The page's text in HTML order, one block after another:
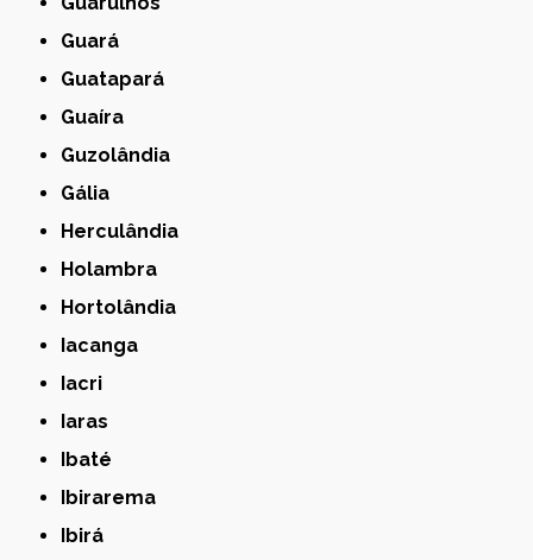
Guará
Guatapará
Guaíra
Guzolândia
Gália
Herculândia
Holambra
Hortolândia
Iacanga
Iacri
Iaras
Ibaté
Ibirarema
Ibirá